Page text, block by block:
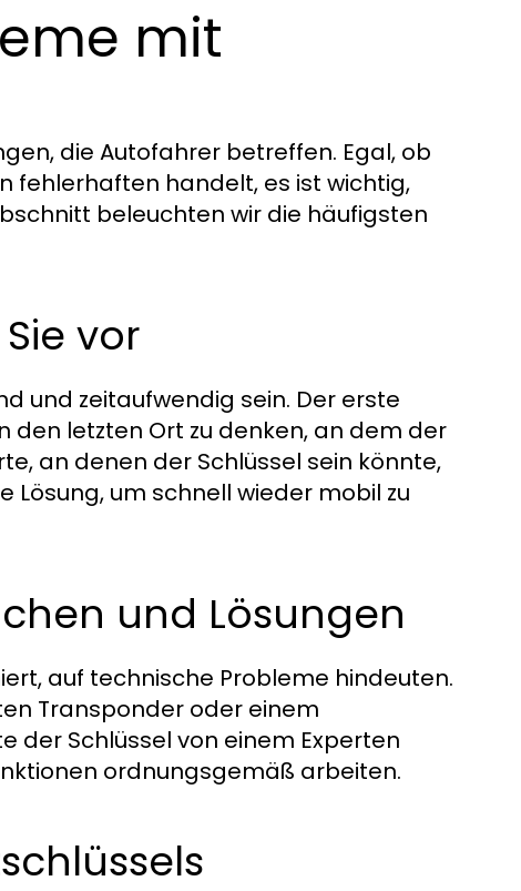
mit
die Autofahrer betreffen. Egal, ob
fehlerhaften handelt, es ist wichtig,
beleuchten wir die häufigsten
vor
und zeitaufwendig sein. Der erste
den letzten Ort zu denken, an dem der
an denen der Schlüssel sein könnte,
Lösung, um schnell wieder mobil zu
und Lösungen
auf technische Probleme hindeuten.
Transponder oder einem
der Schlüssel von einem Experten
ordnungsgemäß arbeiten.